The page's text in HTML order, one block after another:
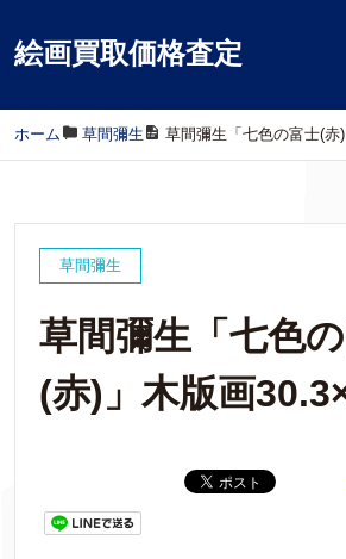
絵画買取価格査定
ホーム / 草間彌生 / 草間彌生「七色の富士(赤
草間彌生
草間彌生「七色
(赤)」木版画